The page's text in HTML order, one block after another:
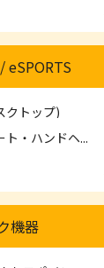
eSPORTS
クトップ)
ト・ハンドヘ...
機器